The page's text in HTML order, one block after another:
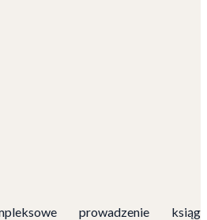
prowadzenie ksiąg